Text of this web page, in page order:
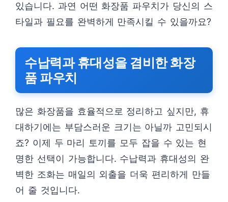
있습니다. 과연 어떤 화장품 파우치가 당신의 스
타일과 필요를 완벽하게 만족시킬 수 있을까요?
수납력과 휴대성을 겸비한 화장
품 파우치
많은 화장품을 효율적으로 정리하고 싶지만, 휴
대하기에는 부담스러운 크기는 아닐까 고민되시
죠? 이제 두 마리 토끼를 모두 잡을 수 있는 현
명한 선택이 가능합니다. 수납력과 휴대성의 완
벽한 조화는 매일의 외출을 더욱 편리하게 만들
어 줄 것입니다.